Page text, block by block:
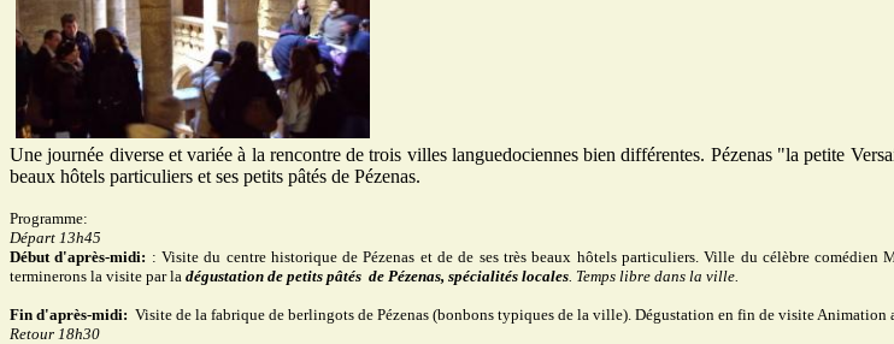
Une journée diverse et variée à la rencontre de trois villes languedociennes bien différentes. Pézenas "la petite
beaux hôtels particuliers et ses petits pâtés de Pézenas.
Programme:
Départ 13h45
Début d'après-midi: : Visite du centre historique de Pézenas et de de ses très beaux hôtels particuliers. Ville du célèbre
terminerons la visite par la dégustation de petits pâtés de Pézenas, spécialités locales. Temps libre dans la ville.
Fin d'après-midi: Visite de la fabrique de berlingots de Pézenas (bonbons typiques de la ville). Dégustation en fin de visite
Retour 18h30